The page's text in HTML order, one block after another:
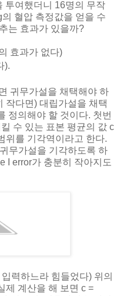
투여했더니 16명의 무작
혈압 측정값을 얻을 수
는 효과가 있을까?
효과가 없다)
).
귀무가설을 채택해야 하
작다면) 대립가설을 채택
정의해야 할 것이다. 첫번
수 있는 표본 평균의 값 c
위를 기각역이라고 한다.
무가설을 기각하도록 하
I error가 충분히 작아지도
력하느라 힘들었다) 위의
제 계산을 해 보면 c =